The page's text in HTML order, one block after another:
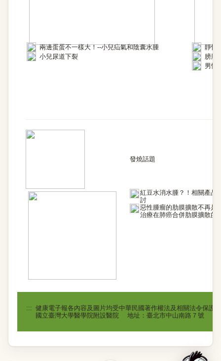
兩邊蛋蛋不一樣大！--小兒疝氣和陰囊水腫
小兒尿道下裂
靜悄
膀胱
男性
發燒話題
紅豆水消水腫？！相關產品
討
惡性腫瘤的肋膜擴散不再是
治療在肺癌合併肋膜擴散的
::: 健康電子報各內容及圖片均受中華民國著作權法及相關法令保護
國立臺灣大學醫學院附設醫院 地址：臺北市中山南路７號 電